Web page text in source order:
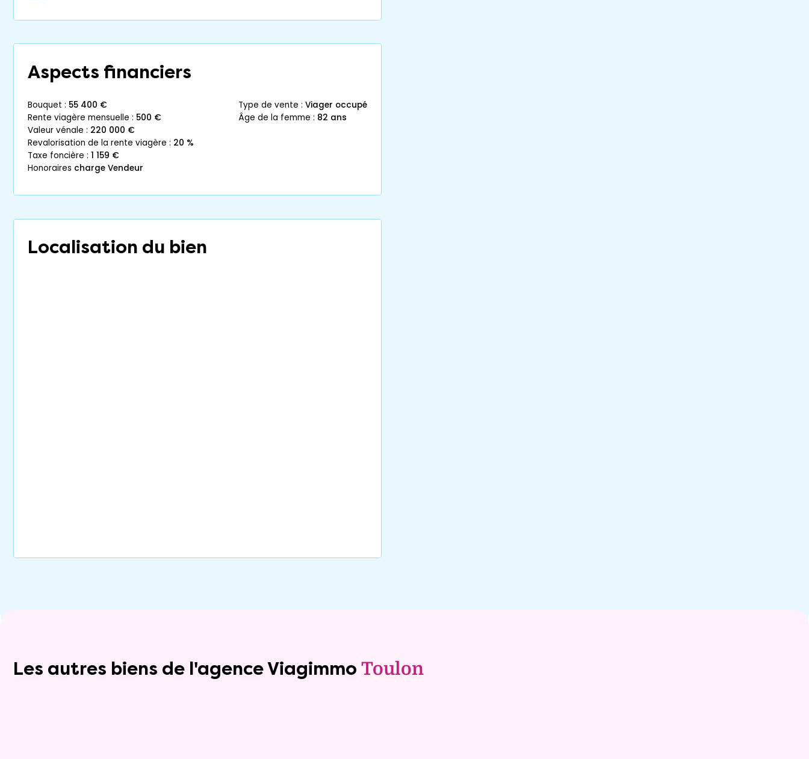
Aspects financiers
bouquet : 55 400 €
rente viagère mensuelle : 500 €
valeur vénale : 220 000 €
revalorisation de la rente viagère : 20 %
taxe foncière : 1 159 €
honoraires charge Vendeur
type de vente : Viager occupé
âge de la femme : 82 ans
Localisation du bien
Les autres biens de l'agence Viagimmo Toulon